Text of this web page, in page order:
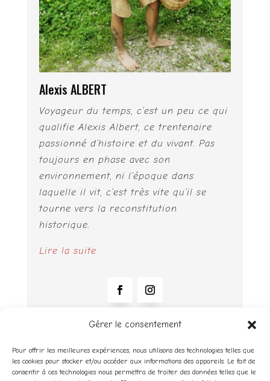
Gérer le consentement
Pour offrir les meilleures expériences, nous utilisons des technologies telles que
les cookies pour stocker et/ou accéder aux informations des appareils. Le fait de
consentir à ces technologies nous permettra de traiter des données telles que le
Alexis ALBERT
Voyageur du temps, c’est un peu ce qui
qualifie Alexis Albert, ce trentenaire
passionné d’histoire et du vivant. Pas
toujours en phase avec son
environnement, ni l’époque dans
laquelle il vit, c’est très vite qu’il se
tourne vers la reconstitution
historique.
Lire la suite